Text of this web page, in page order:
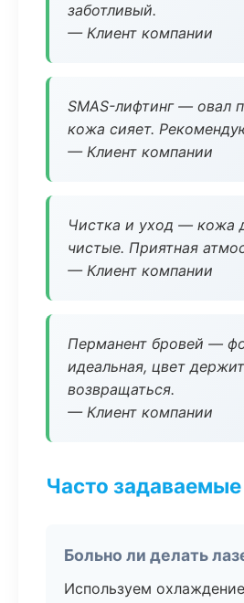
заботливый.
— Клиент компании
SMAS-лифтинг — овал
кожа сияет.
— Клиент компании
Чистка и уход — кожа
чистые. Приятная
— Клиент компании
Перманент бровей —
идеальная, цвет
возвращаться.
— Клиент компании
Часто
Больно ли делать
Используем